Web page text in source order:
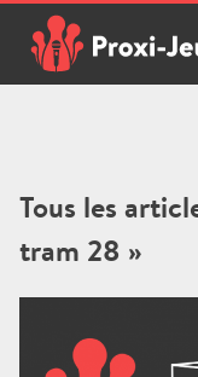
content
Tous les
tram 28 »